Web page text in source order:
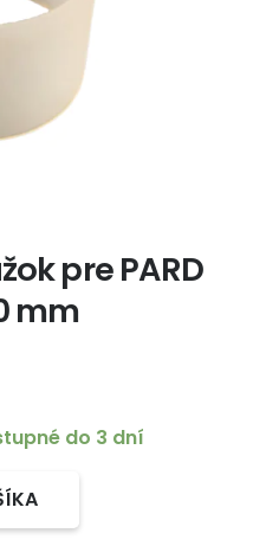
pre PARD
mm
do 3 dní